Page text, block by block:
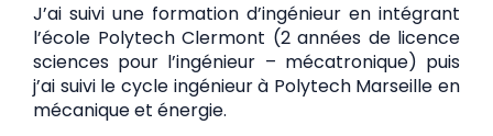
J’ai suivi une formation d’ingénieur en intégrant
l’école Polytech Clermont (2 années de licence
sciences pour l’ingénieur – mécatronique) puis
j’ai suivi le cycle ingénieur à Polytech Marseille en
mécanique et énergie.